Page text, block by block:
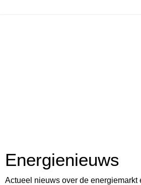
Energienieuws
Actueel nieuws over de energiemarkt